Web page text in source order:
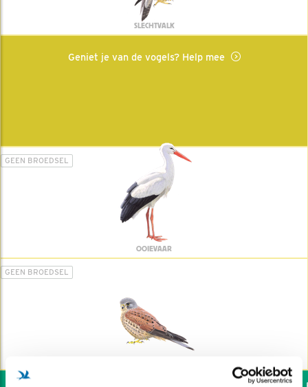
SLECHTVALK
Geniet je van de vogels? Help mee
GEEN BROEDSEL
OOIEVAAR
GEEN BROEDSEL